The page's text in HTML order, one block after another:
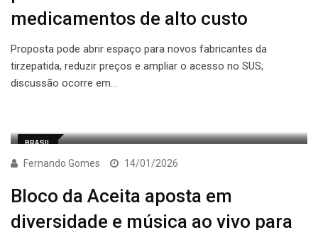
medicamentos de alto custo
Proposta pode abrir espaço para novos fabricantes da
tirzepatida, reduzir preços e ampliar o acesso no SUS;
discussão ocorre em…
BRASIL
Fernando Gomes 14/01/2026
Bloco da Aceita aposta em
diversidade e música ao vivo para